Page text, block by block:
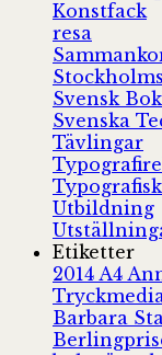
Konstfack
resa
Svensk
Svenska
Tävlingar
Utbildning
Etiketter
2014 A4
Barbara